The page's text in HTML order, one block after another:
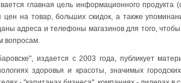
главная цель информационного продукта
на товар, больших скидок, а также
адреса и телефоны магазинов для того,
вопросам.
издается с 2003 года, публикует
здоровья и красоты, значимых